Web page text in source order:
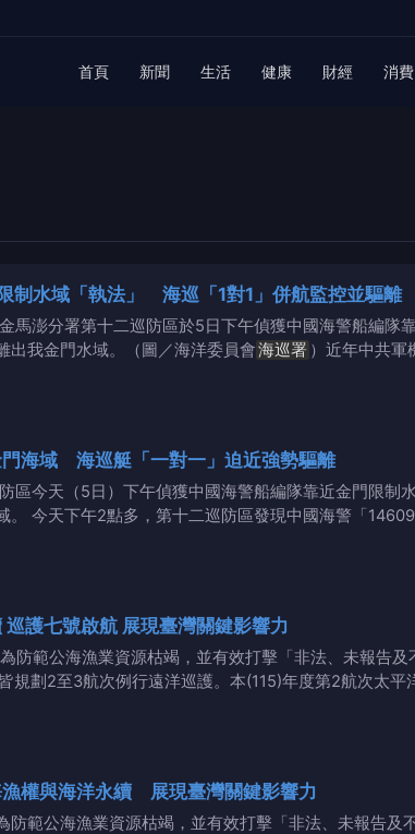
首頁 新聞 生活 健康 財經 消費
制水域「執法」 海巡「1對1」併航監控並驅離
金馬澎分署第十二巡防區於5日下午偵獲中國海警船編隊
出我金門水域。（圖／海洋委員會海巡署 ）近年中共軍
海域 海巡艇「一對一」迫近強勢驅離
區今天（5日）下午偵獲中國海警船編隊靠近金門限制水
。 今天下午2點多，第十二巡防區發現中國海警「
護七號啟航 展現臺灣關鍵影響力
防範公海漁業資源枯竭，並有效打擊「非法、未報告
規劃2至3航次例行遠洋巡護。本(115)年度第2航次太
權與海洋永續 展現臺灣關鍵影響力
防範公海漁業資源枯竭，並有效打擊「非法、未報告